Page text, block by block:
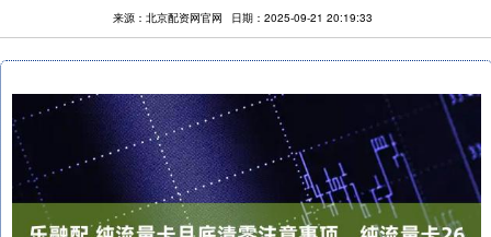
来源：北京配资网官网 日期：2025-09-21 20:19:33